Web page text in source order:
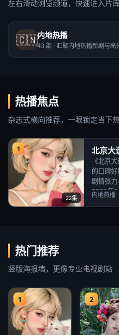
左右滑动浏览频道，快速进入片
🇨🇳内地热播
43部 ·汇聚内地热播新剧与高
热播焦点
杂志式横向推荐，一眼锁定当下
1
22集
北京大
《北京
的口碑
剧情张力
2021年8
内地热播
热门推荐
竖版海报墙，更像专业电视剧站
1 2